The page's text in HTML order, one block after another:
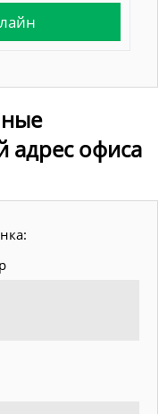
адрес офиса